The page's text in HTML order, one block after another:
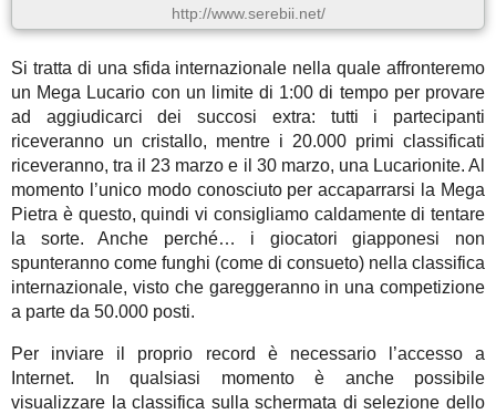
http://www.serebii.net/
Si tratta di una sfida internazionale nella quale affronteremo
un Mega Lucario con un limite di 1:00 di tempo per provare
ad aggiudicarci dei succosi extra: tutti i partecipanti
riceveranno un cristallo, mentre i 20.000 primi classificati
riceveranno, tra il 23 marzo e il 30 marzo, una Lucarionite. Al
momento l’unico modo conosciuto per accaparrarsi la Mega
Pietra è questo, quindi vi consigliamo caldamente di tentare
la sorte. Anche perché… i giocatori giapponesi non
spunteranno come funghi (come di consueto) nella classifica
internazionale, visto che gareggeranno in una competizione
a parte da 50.000 posti.
Per inviare il proprio record è necessario l’accesso a
Internet. In qualsiasi momento è anche possibile
visualizzare la classifica sulla schermata di selezione dello